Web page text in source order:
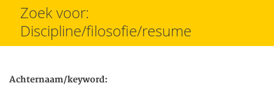
Direct
het
Zoek voor:
Discipline/filosofie/resume
Achternaam/keyword: